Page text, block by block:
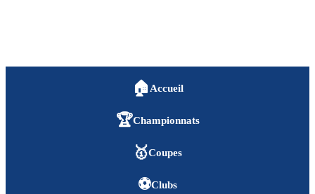
🏠 Accueil
🏆Championnats
🥇Coupes
⚽Clubs